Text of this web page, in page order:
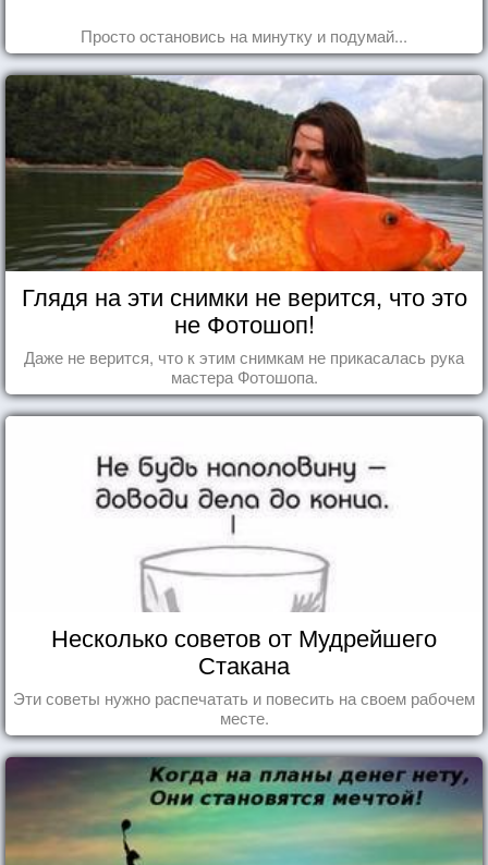
Просто остановись на минутку и подумай...
Глядя на эти снимки не верится, что это
не Фотошоп!
Даже не верится, что к этим снимкам не прикасалась рука
мастера Фотошопа.
Несколько советов от Мудрейшего
Стакана
Эти советы нужно распечатать и повесить на своем рабочем
месте.